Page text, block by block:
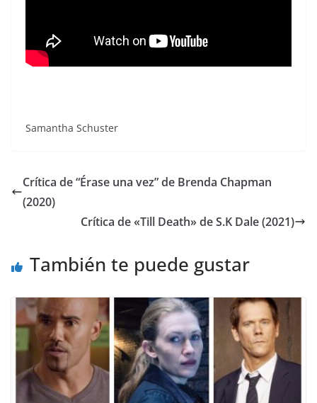
Samantha Schuster
Crítica de “Érase una vez” de Brenda Chapman
(2020)
Crítica de «Till Death» de S.K Dale (2021)
También te puede gustar